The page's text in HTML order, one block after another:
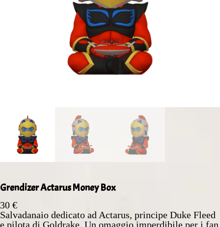
Grendizer Actarus Money Box
30 €
Salvadanaio dedicato ad Actarus, principe Duke Fleed
e pilota di Goldrake. Un omaggio imperdibile per i fan